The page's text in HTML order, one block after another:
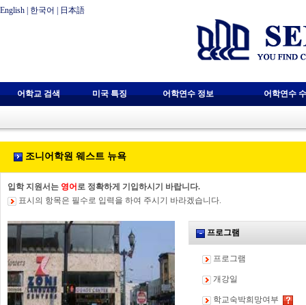
English 한국어 日本語
어학교 검색 미국 특징 어학연수 정보 어학연수
조니어학원 웨스트 뉴욕
입학 지원서는 영어 로 정확하게 기입하시기 바랍니다.
표시의 항목은 필수로 입력을 하여 주시기 바라겠습니다.
프로그램
프로그램
개강일
학교숙박희망여부